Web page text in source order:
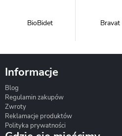
BioBidet Bravat
Informacje
Blog
Regulamin zakupów
Zwroty
Reklamacje produktów
Polityka prywatności